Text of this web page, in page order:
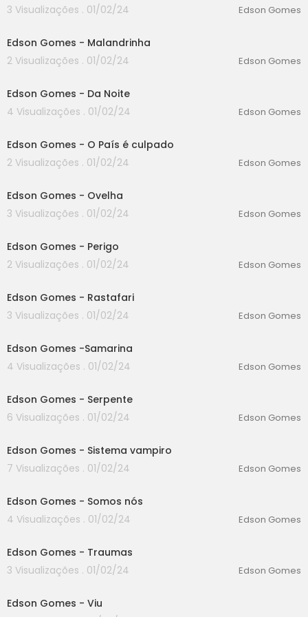
3 Visualizações . 01/02/24
Edson Gomes
Edson Gomes - Malandrinha
2 Visualizações . 01/02/24
Edson Gomes
Edson Gomes - Da Noite
4 Visualizações . 01/02/24
Edson Gomes
Edson Gomes - O País é culpado
2 Visualizações . 01/02/24
Edson Gomes
Edson Gomes - Ovelha
3 Visualizações . 01/02/24
Edson Gomes
Edson Gomes - Perigo
2 Visualizações . 01/02/24
Edson Gomes
Edson Gomes - Rastafari
3 Visualizações . 01/02/24
Edson Gomes
Edson Gomes -Samarina
4 Visualizações . 01/02/24
Edson Gomes
Edson Gomes - Serpente
6 Visualizações . 01/02/24
Edson Gomes
Edson Gomes - Sistema vampiro
7 Visualizações . 01/02/24
Edson Gomes
Edson Gomes - Somos nós
4 Visualizações . 01/02/24
Edson Gomes
Edson Gomes - Traumas
3 Visualizações . 01/02/24
Edson Gomes
Edson Gomes - Viu